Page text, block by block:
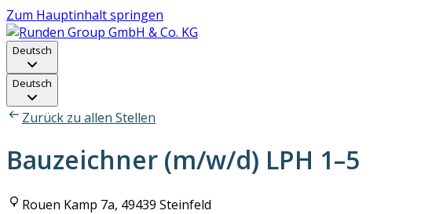
Zum Hauptinhalt springen
Deutsch
Deutsch
Zurück zu allen Stellen
Bauzeichner (m/w/d) LPH 1–5
Rouen Kamp 7a, 49439 Steinfeld